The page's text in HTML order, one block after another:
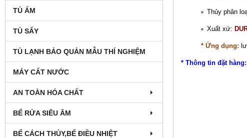
TỦ ẤM
TỦ SẤY
TỦ LẠNH BẢO QUẢN MẪU THÍ NGHIỆM
MÁY CẤT NƯỚC
AN TOÀN HÓA CHẤT
BỂ RỬA SIÊU ÂM
BỂ CÁCH THỦY,BỂ ĐIỀU NHIỆT
Thủy phân
Xuất xứ:
* Ứng dụng:
* Thông tin đặt hàng: